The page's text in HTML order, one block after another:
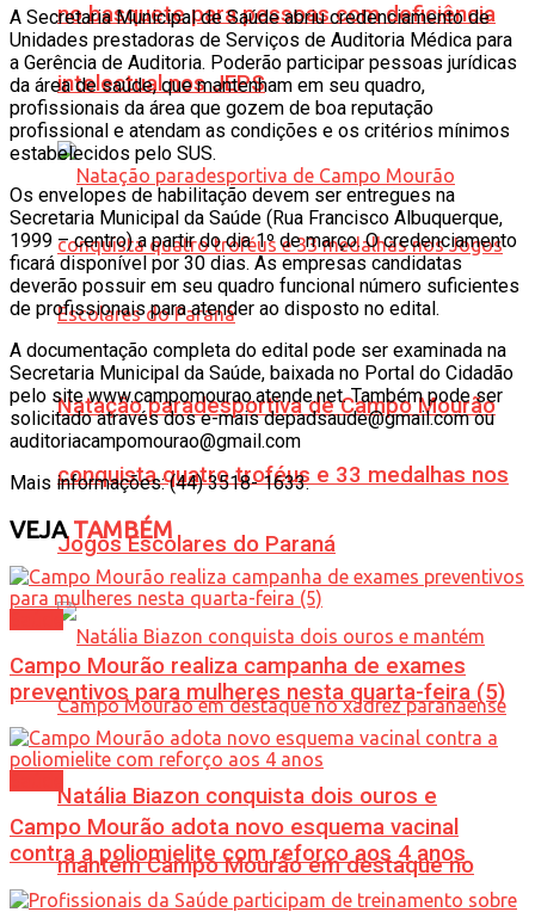
no basquete para pessoas com deficiência
intelectual nos JEPS
Natação paradesportiva de Campo Mourão
conquista quatro troféus e 33 medalhas nos
Jogos Escolares do Paraná
Natália Biazon conquista dois ouros e
mantém Campo Mourão em destaque no
A Secretaria Municipal de Saúde abriu credenciamento de
Unidades prestadoras de Serviços de Auditoria Médica para
a Gerência de Auditoria. Poderão participar pessoas jurídicas
da área de saúde, que mantenham em seu quadro,
profissionais da área que gozem de boa reputação
profissional e atendam as condições e os critérios mínimos
estabelecidos pelo SUS.
Os envelopes de habilitação devem ser entregues na
Secretaria Municipal da Saúde (Rua Francisco Albuquerque,
1999 – centro) a partir do dia 1º de março. O credenciamento
ficará disponível por 30 dias. As empresas candidatas
deverão possuir em seu quadro funcional número suficientes
de profissionais para atender ao disposto no edital.
A documentação completa do edital pode ser examinada na
Secretaria Municipal da Saúde, baixada no Portal do Cidadão
pelo site www.campomourao.atende.net. Também pode ser
solicitado através dos e-mais depadsaude@gmail.com ou
auditoriacampomourao@gmail.com
Mais informações: (44) 3518- 1633.
VEJATAMBÉM
Campo Mourão realiza campanha de exames
preventivos para mulheres nesta quarta-feira (5)
Campo Mourão adota novo esquema vacinal
contra a poliomielite com reforço aos 4 anos